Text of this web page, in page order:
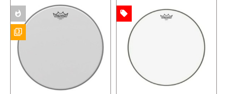
whatshot
filter_3
OFFERTA local_offer